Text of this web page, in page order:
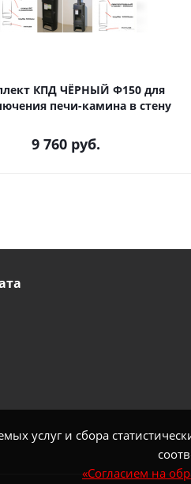
услуг и сбора
«Согласием на
КПД ЧЁРНЫЙ Ф150 для
печи-камина в стену
9 760 руб.